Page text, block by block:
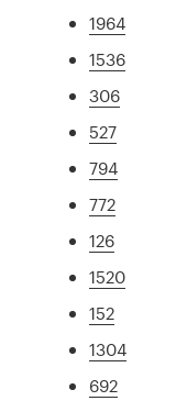
1964
1536
306
527
794
772
126
1520
152
1304
692